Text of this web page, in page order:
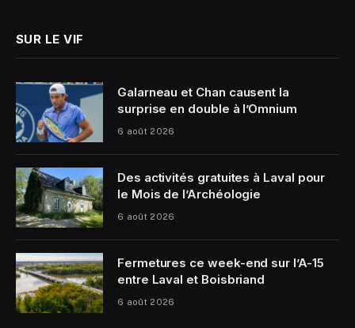
SUR LE VIF
Galarneau et Chan causent la
surprise en double à l’Omnium
6 août 2026
Des activités gratuites à Laval pour
le Mois de l’Archéologie
6 août 2026
Fermetures ce week-end sur l’A-15
entre Laval et Boisbriand
6 août 2026